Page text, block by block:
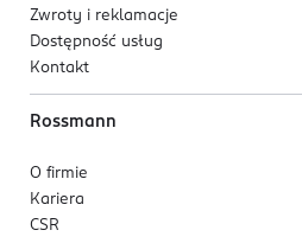
Zwroty i reklamacje
Dostępność usług
Kontakt
Rossmann
O firmie
Kariera
CSR